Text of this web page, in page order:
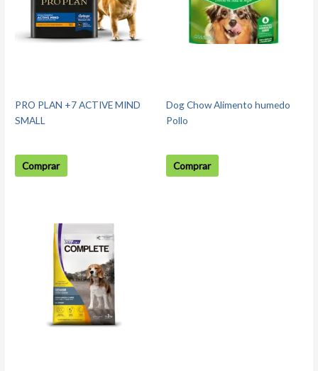
PRO PLAN +7 ACTIVE MIND
SMALL
Comprar
Dog Chow Alimento humedo
Pollo
Comprar